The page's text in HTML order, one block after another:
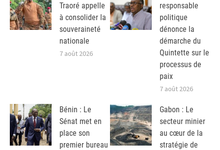
Traoré appelle
à consolider la
souveraineté
nationale
7 août 2026
responsable
politique
dénonce la
démarche du
Quintette sur le
processus de
paix
7 août 2026
Bénin : Le
Sénat met en
place son
premier bureau
Gabon : Le
secteur minier
au cœur de la
stratégie de